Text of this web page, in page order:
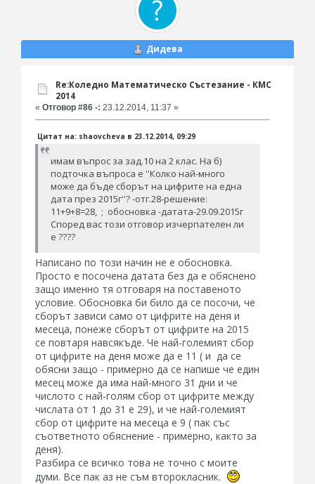
Дидева
Re:Коледно Математическо Състезание - КМС
2014
« Отговор #86 -: 23.12.2014, 11:37 »
Цитат на: shaovcheva в 23.12.2014, 09:29
имам въпрос за зад.10 на 2 клас. На б)
подточка въпроса е ''Колко най-много
може да бъде сборът на цифрите на една
дата през 2015г''? -отг.28-решение:
11+9+8=28, ; обосновка -датата-29.09.2015г
Според вас този отговор изчерпателен ли
е ????
Написано по този начин не е обосновка.
Просто е посочена датата без да е обяснено
защо именно тя отговаря на поставеното
условие. Обосновка би било да се посочи, че
сборът зависи само от цифрите на деня и
месеца, понеже сборът от цифрите на 2015
се повтаря навсякъде. Че най-големият сбор
от цифрите на деня може да е 11 ( и да се
обясни защо - примерно да се напише че един
месец може да има най-много 31 дни и че
числото с най-голям сбор от цифрите между
числата от 1 до 31 е 29), и че най-големият
сбор от цифрите на месеца е 9 ( пак със
съответното обяснение - примерно, както за
деня).
Разбира се всичко това не точно с моите
думи. Все пак аз не съм второкласник.